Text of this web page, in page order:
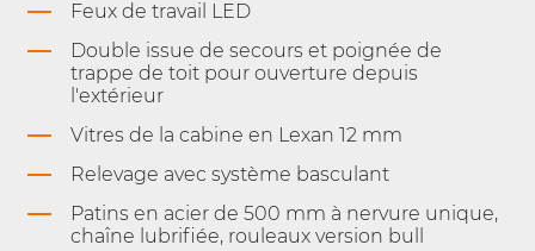
Feux de travail LED
Double issue de secours et poignée de
trappe de toit pour ouverture depuis
l'extérieur
Vitres de la cabine en Lexan 12 mm
Relevage avec système basculant
Patins en acier de 500 mm à nervure unique,
chaîne lubrifiée, rouleaux version bull